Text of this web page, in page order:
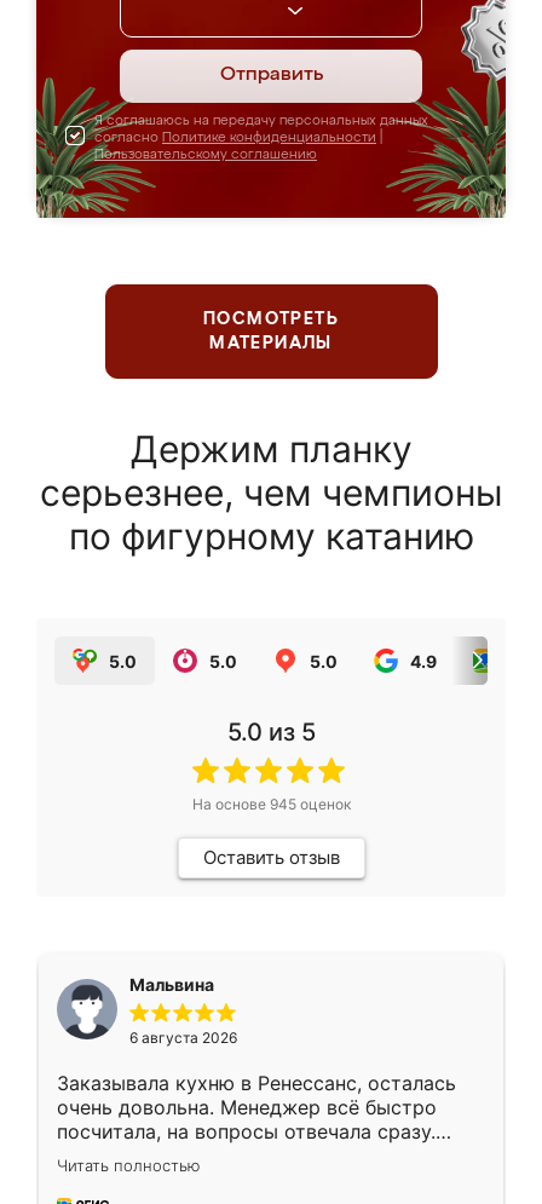
Отправить
Я соглашаюсь на передачу персональных данных
согласно Политике конфиденциальности
Пользовательскому соглашению
ПОСМОТРЕТЬ
МАТЕРИАЛЫ
Держим планку
серьезнее, чем чемпионы
по фигурному катанию
5.0 5.0 5.0 4.9
5.0 из 5
На основе 945оценок
Оставить отзыв
Мальвина
6 августа 2026
Заказывала кухню в Ренессанс, осталась
очень довольна. Менеджер всё быстро
посчитала, на вопросы отвечала сразу.
Замерщик приехал в субботу, подошёл к
делу со всей ответственностью. Собрали
Читать полностью